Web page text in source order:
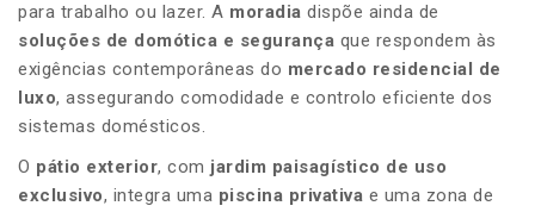
para trabalho ou lazer. A moradia dispõe ainda de
soluções de domótica e segurança que respondem às
exigências contemporâneas do mercado residencial de
luxo, assegurando comodidade e controlo eficiente dos
sistemas domésticos.
O pátio exterior, com jardim paisagístico de uso
exclusivo, integra uma piscina privativa e uma zona de